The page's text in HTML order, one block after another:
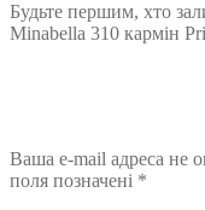
Будьте першим, хто
Minabella 310 кармін
Ваша e-mail адреса не
поля позначені *